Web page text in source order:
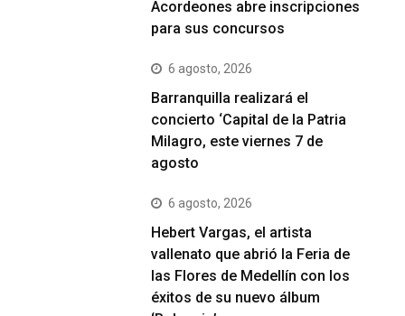
Acordeones abre inscripciones
para sus concursos
6 agosto, 2026
Barranquilla realizará el
concierto ‘Capital de la Patria
Milagro, este viernes 7 de
agosto
6 agosto, 2026
Hebert Vargas, el artista
vallenato que abrió la Feria de
las Flores de Medellín con los
éxitos de su nuevo álbum